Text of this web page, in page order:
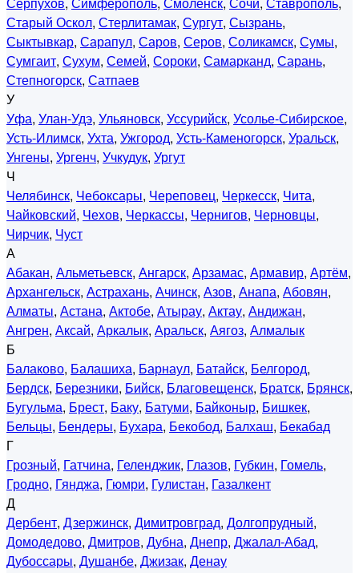
Старый Оскол, Стерлитамак, Сургут, Сызрань,
Сыктывкар, Сарапул, Саров, Серов, Соликамск, Сумы,
Сумгаит, Сухум, Семей, Сороки, Самарканд, Сарань,
Степногорск, Сатпаев
У
Уфа, Улан-Удэ, Ульяновск, Уссурийск, Усолье-Сибирское,
Усть-Илимск, Ухта, Ужгород, Усть-Каменогорск, Уральск,
Унгены, Ургенч, Учкудук, Ургут
Ч
Челябинск, Чебоксары, Череповец, Черкесск, Чита,
Чайковский, Чехов, Черкассы, Чернигов, Черновцы,
Чирчик, Чуст
А
Абакан, Альметьевск, Ангарск, Арзамас, Армавир, Артём,
Архангельск, Астрахань, Ачинск, Азов, Анапа, Абовян,
Алматы, Астана, Актобе, Атырау, Актау, Андижан,
Ангрен, Аксай, Аркалык, Аральск, Аягоз, Алмалык
Б
Балаково, Балашиха, Барнаул, Батайск, Белгород,
Бердск, Березники, Бийск, Благовещенск, Братск, Брянск,
Бугульма, Брест, Баку, Батуми, Байконыр, Бишкек,
Бельцы, Бендеры, Бухара, Бекобод, Балхаш, Бекабад
Г
Грозный, Гатчина, Геленджик, Глазов, Губкин, Гомель,
Гродно, Гянджа, Гюмри, Гулистан, Газалкент
Д
Дербент, Дзержинск, Димитровград, Долгопрудный,
Домодедово, Дмитров, Дубна, Днепр, Джалал-Абад,
Дубоссары, Душанбе, Джизак, Денау